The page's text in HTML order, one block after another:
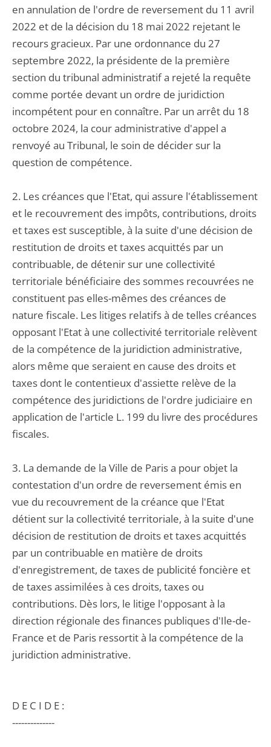
en annulation de l'ordre de reversement du 11 avril
2022 et de la décision du 18 mai 2022 rejetant le
recours gracieux. Par une ordonnance du 27
septembre 2022, la présidente de la première
section du tribunal administratif a rejeté la requête
comme portée devant un ordre de juridiction
incompétent pour en connaître. Par un arrêt du 18
octobre 2024, la cour administrative d'appel a
renvoyé au Tribunal, le soin de décider sur la
question de compétence.
2. Les créances que l'Etat, qui assure l'établissement
et le recouvrement des impôts, contributions, droits
et taxes est susceptible, à la suite d'une décision de
restitution de droits et taxes acquittés par un
contribuable, de détenir sur une collectivité
territoriale bénéficiaire des sommes recouvrées ne
constituent pas elles-mêmes des créances de
nature fiscale. Les litiges relatifs à de telles créances
opposant l'Etat à une collectivité territoriale relèvent
de la compétence de la juridiction administrative,
alors même que seraient en cause des droits et
taxes dont le contentieux d'assiette relève de la
compétence des juridictions de l'ordre judiciaire en
application de l'article L. 199 du livre des procédures
fiscales.
3. La demande de la Ville de Paris a pour objet la
contestation d'un ordre de reversement émis en
vue du recouvrement de la créance que l'Etat
détient sur la collectivité territoriale, à la suite d'une
décision de restitution de droits et taxes acquittés
par un contribuable en matière de droits
d'enregistrement, de taxes de publicité foncière et
de taxes assimilées à ces droits, taxes ou
contributions. Dès lors, le litige l'opposant à la
direction régionale des finances publiques d'Ile-de-
France et de Paris ressortit à la compétence de la
juridiction administrative.
D E C I D E :
--------------